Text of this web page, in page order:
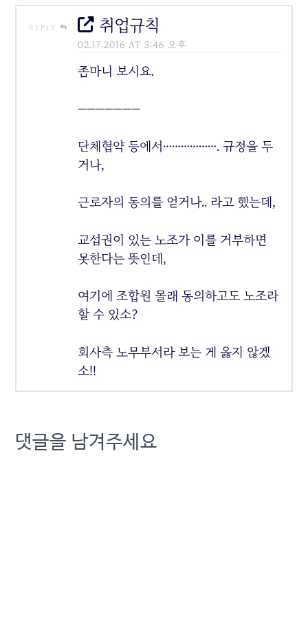
REPLY 취업규칙
02.17.2016 AT 3:46 오후
좀마니 보시요.
———————
단체협약 등에서………………. 규정을 두
거나,
근로자의 동의를 얻거나.. 라고 했는데,
교섭권이 있는 노조가 이를 거부하면
못한다는 뜻인데,
여기에 조합원 몰래 동의하고도 노조라
할 수 있소?
회사측 노무부서라 보는 게 옳지 않겠
소!!
댓글을 남겨주세요